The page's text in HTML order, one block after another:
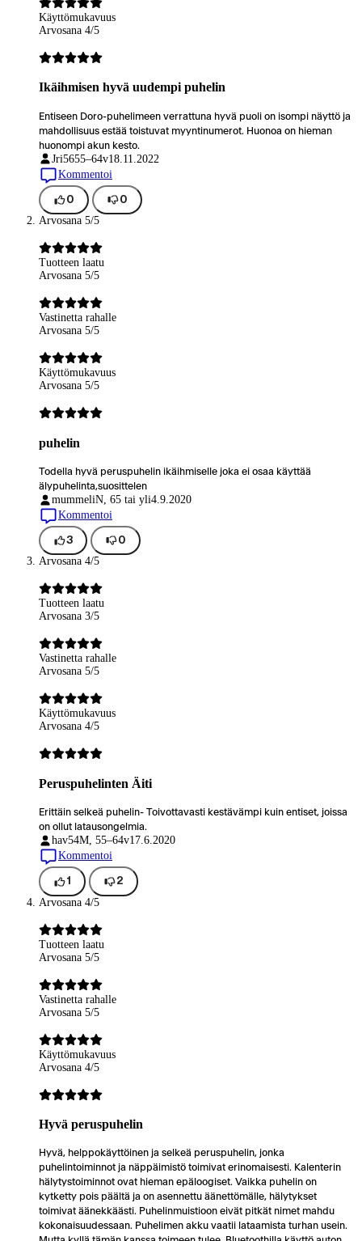
Käyttömukavuus
Arvosana 4/5
Ikäihmisen hyvä uudempi puhelin
Entiseen Doro-puhelimeen verrattuna hyvä puoli on isompi näyttö ja
mahdollisuus estää toistuvat myyntinumerot. Huonoa on hieman
huonompi akun kesto.
Jri5655–64v18.11.2022
Kommentoi
0 0
Arvosana 5/5
Tuotteen laatu
Arvosana 5/5
Vastinetta rahalle
Arvosana 5/5
Käyttömukavuus
Arvosana 5/5
puhelin
Todella hyvä peruspuhelin ikäihmiselle joka ei osaa käyttää
älypuhelinta,suosittelen
mummeliN, 65 tai yli4.9.2020
Kommentoi
3 0
Arvosana 4/5
Tuotteen laatu
Arvosana 3/5
Vastinetta rahalle
Arvosana 5/5
Käyttömukavuus
Arvosana 4/5
Peruspuhelinten Äiti
Erittäin selkeä puhelin- Toivottavasti kestävämpi kuin entiset, joissa
on ollut latausongelmia.
hav54M, 55–64v17.6.2020
Kommentoi
1 2
Arvosana 4/5
Tuotteen laatu
Arvosana 5/5
Vastinetta rahalle
Arvosana 5/5
Käyttömukavuus
Arvosana 4/5
Hyvä peruspuhelin
Hyvä, helppokäyttöinen ja selkeä peruspuhelin, jonka
puhelintoiminnot ja näppäimistö toimivat erinomaisesti. Kalenterin
hälytystoiminnot ovat hieman epäloogiset. Vaikka puhelin on
kytketty pois päältä ja on asennettu äänettömälle, hälytykset
toimivat äänekkäästi. Puhelinmuistioon eivät pitkät nimet mahdu
kokonaisuudessaan. Puhelimen akku vaatii lataamista turhan usein.